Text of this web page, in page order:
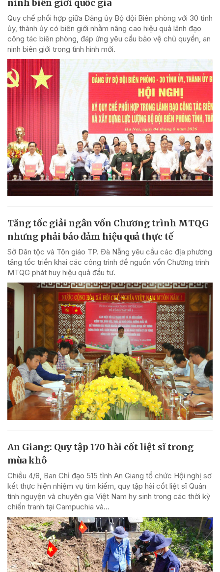
ninh biên giới quốc gia
Quy chế phối hợp giữa Đảng ủy Bộ đội Biên phòng với 30 tỉnh
ủy, thành ủy có biên giới nhằm nâng cao hiệu quả lãnh đạo
công tác biên phòng, đáp ứng yêu cầu bảo vệ chủ quyền, an
ninh biên giới trong tình hình mới.
Tăng tốc giải ngân vốn Chương trình MTQG
nhưng phải bảo đảm hiệu quả thực tế
Sở Dân tộc và Tôn giáo TP. Đà Nẵng yêu cầu các địa phương
tăng tốc triển khai các công trình để nguồn vốn Chương trình
MTQG phát huy hiệu quả đầu tư.
An Giang: Quy tập 170 hài cốt liệt sĩ trong
mùa khô
Chiều 4/8, Ban Chỉ đạo 515 tỉnh An Giang tổ chức Hội nghị sơ
kết thực hiện nhiệm vụ tìm kiếm, quy tập hài cốt liệt sĩ Quân
tình nguyện và chuyên gia Việt Nam hy sinh trong các thời kỳ
chiến tranh tại Campuchia và...